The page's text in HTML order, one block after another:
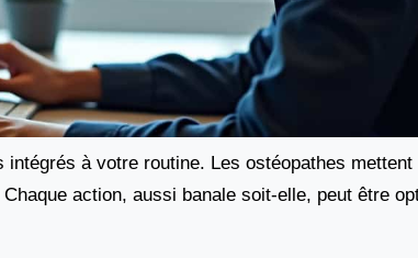
à votre routine. Les ostéopathes
action, aussi banale soit-elle, peut être